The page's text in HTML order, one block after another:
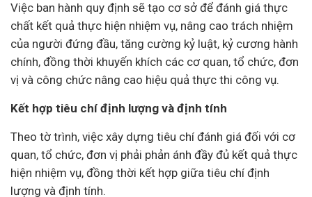
Việc ban hành quy định sẽ tạo cơ sở để đánh giá thực
chất kết quả thực hiện nhiệm vụ, nâng cao trách nhiệm
của người đứng đầu, tăng cường kỷ luật, kỷ cương hành
chính, đồng thời khuyến khích các cơ quan, tổ chức, đơn
vị và công chức nâng cao hiệu quả thực thi công vụ.
Kết hợp tiêu chí định lượng và định tính
Theo tờ trình, việc xây dựng tiêu chí đánh giá đối với cơ
quan, tổ chức, đơn vị phải phản ánh đầy đủ kết quả thực
hiện nhiệm vụ, đồng thời kết hợp giữa tiêu chí định
lượng và định tính.